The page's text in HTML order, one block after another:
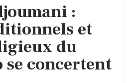
:
et
du
se concertent